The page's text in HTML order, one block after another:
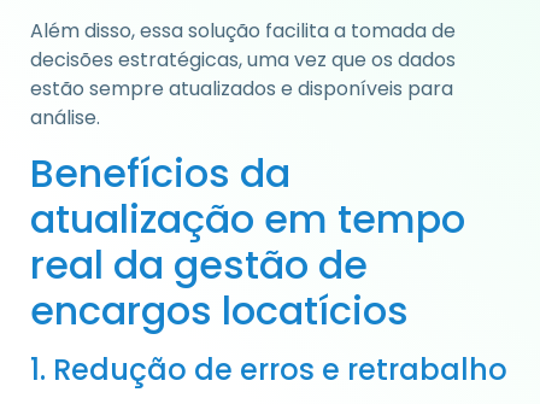
Além disso, essa solução facilita a tomada de
decisões estratégicas, uma vez que os dados
estão sempre atualizados e disponíveis para
análise.
Benefícios da
atualização em tempo
real da gestão de
encargos locatícios
1. Redução de erros e retrabalho